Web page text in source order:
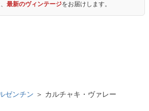
最新のヴィンテージをお届けします。
ゼンチン ＞ カルチャキ・ヴァレー